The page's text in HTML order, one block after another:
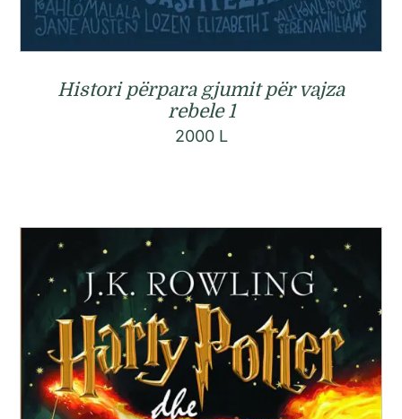
Histori përpara gjumit për vajza
rebele 1
2000 L